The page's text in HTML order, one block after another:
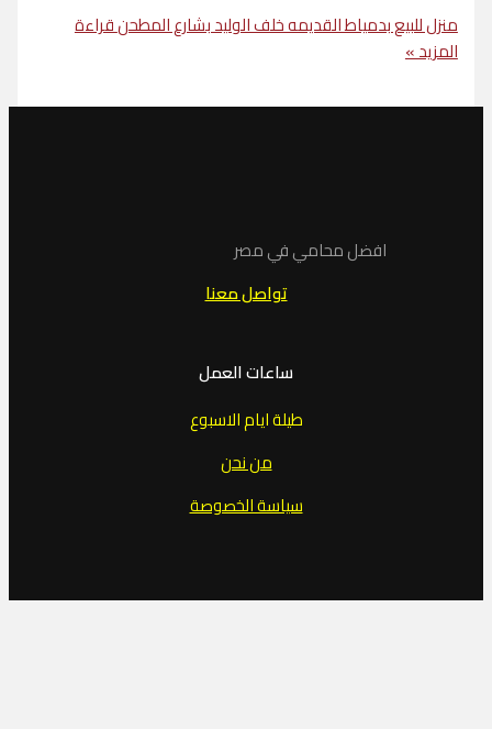
بدمياط القديمه خلف الوليد بشارع المطحنقراءة
افضل محامي في مصر
تواصل معنا
ساعات العمل
طيلة ايام الاسبوع
سياسة الخصوصة